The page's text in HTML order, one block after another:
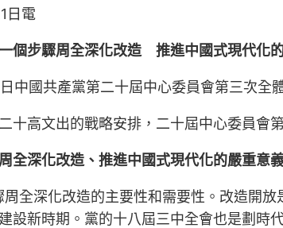
日電
個步驟周全深化改造 推進中國式現代化
中國共產黨第二十屆中心委員會第三次全
十高文出的戰略安排，二十屆中心委員會
全深化改造、推進中國式現代化的嚴重意
周全深化改造的主要性和需要性。改造開
設新時期。黨的十八屆三中全會也是劃時